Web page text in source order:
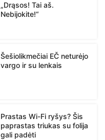
„Drąsos! Tai aš.
Nebijokite!“
Šešiolikmečiai EČ neturėjo
vargo ir su lenkais
Prastas Wi-Fi ryšys? Šis
paprastas triukas su folija
gali padėti